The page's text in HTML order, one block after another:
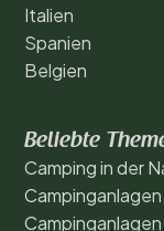
Italien
Spanien
Belgien
Beliebte
Camping in der